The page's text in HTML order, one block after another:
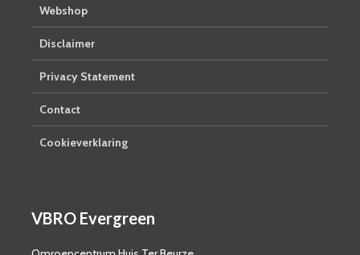
Webshop
Disclaimer
Privacy Statement
Contact
Cookieverklaring
VBRO Evergreen